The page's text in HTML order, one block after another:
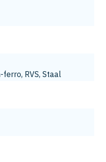
RVS, Staal